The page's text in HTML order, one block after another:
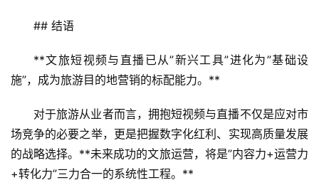
## 结语
**文旅短视频与直播已从”新兴工具”进化为”基础设
施”，成为旅游目的地营销的标配能力。**
对于旅游从业者而言，拥抱短视频与直播不仅是应对市
场竞争的必要之举，更是把握数字化红利、实现高质量发展
的战略选择。**未来成功的文旅运营，将是”内容力+运营力
+转化力”三力合一的系统性工程。**